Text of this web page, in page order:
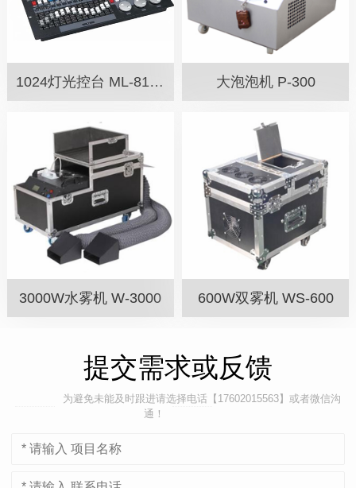
1024灯光控台 ML-81024 大泡泡机 P-300
3000W水雾机 W-3000 600W双雾机 WS-600
提交需求或反馈
为避免未能及时跟进请选择电话【17602015563】或者微信沟
通！